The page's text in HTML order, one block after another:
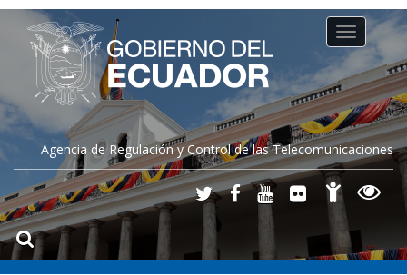
Agencia de Regulación y Control de las Telecomunicaciones
Toggle
navigation